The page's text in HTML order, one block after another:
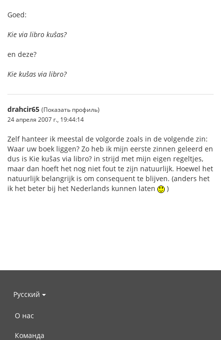
Goed:
Kie via libro kuŝas?
en deze?
Kie kuŝas via libro?
drahcir65 (Показать профиль)
24 апреля 2007 г., 19:44:14
Zelf hanteer ik meestal de volgorde zoals in de volgende zin:
Waar uw boek liggen? Zo heb ik mijn eerste zinnen geleerd en
dus is Kie kuŝas via libro? in strijd met mijn eigen regeltjes,
maar dan hoeft het nog niet fout te zijn natuurlijk. Hoewel het
natuurlijk belangrijk is om consequent te blijven. (anders het
ik het beter bij het Nederlands kunnen laten
)
Русский
О нас
Команда